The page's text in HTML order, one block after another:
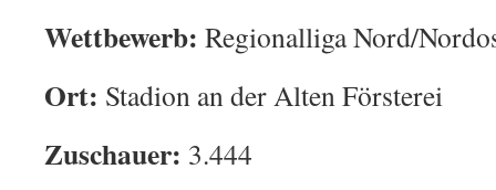
Wettbewerb: Regionalliga Nord/
Ort: Stadion an der Alten Försterei
Zuschauer: 3.444